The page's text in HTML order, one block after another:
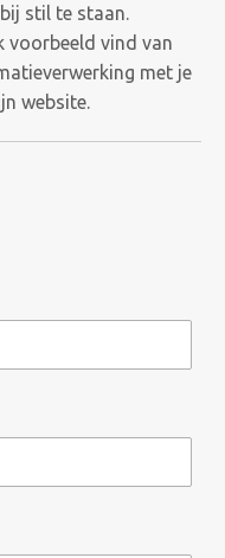
stil te staan.
voorbeeld vind van
met je
website.